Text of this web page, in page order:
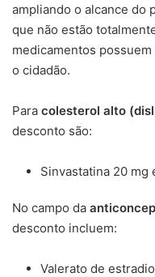
ampliando o alcance do
que não estão
medicamentos
o cidadão.
Para colesterol alto
desconto são:
Sinvastatina 20 mg
No campo da
desconto incluem:
Valerato de